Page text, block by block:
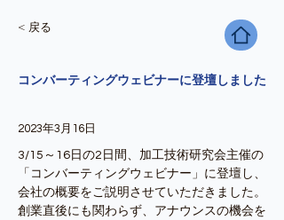
< 戻る
コンバーティングウェビナーに登壇しました
2023年3月16日
3/15～16日の2日間、加工技術研究会主催の
「コンバーティングウェビナー」に登壇し、
会社の概要をご説明させていただきました。
創業直後にも関わらず、アナウンスの機会を